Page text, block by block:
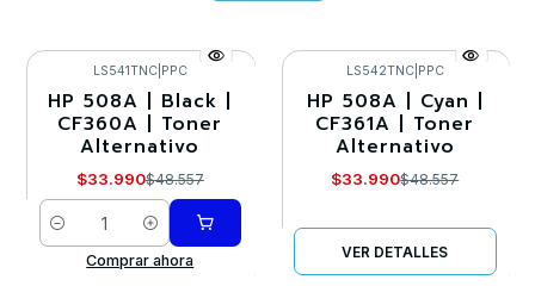
-30%
LS541TNC| PPC
HP 508A | Black |
CF360A | Toner
Alternativo
$33.990$48.557
Cantidad
Comprar ahora
-30%
Agotado
LS542TNC| PPC
HP 508A | Cyan |
CF361A | Toner
Alternativo
$33.990$48.557
VER DETALLES